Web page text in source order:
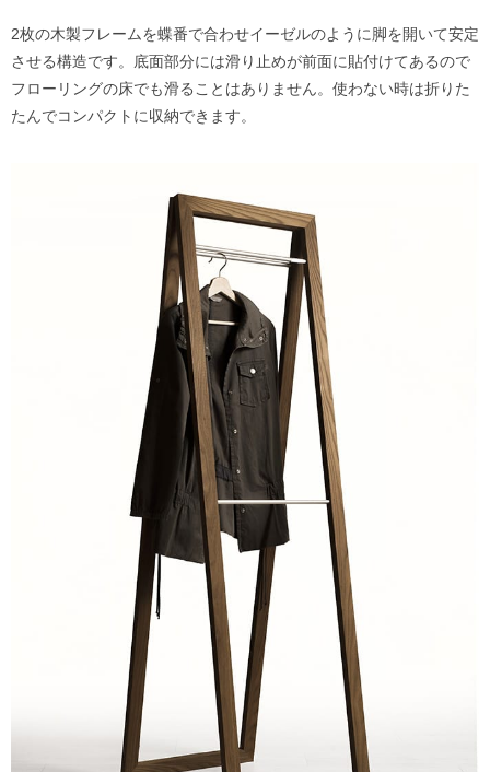
2枚の木製フレームを蝶番で合わせイーゼルのように脚を開いて安定
させる構造です。底面部分には滑り止めが前面に貼付けてあるので
フローリングの床でも滑ることはありません。使わない時は折りた
たんでコンパクトに収納できます。